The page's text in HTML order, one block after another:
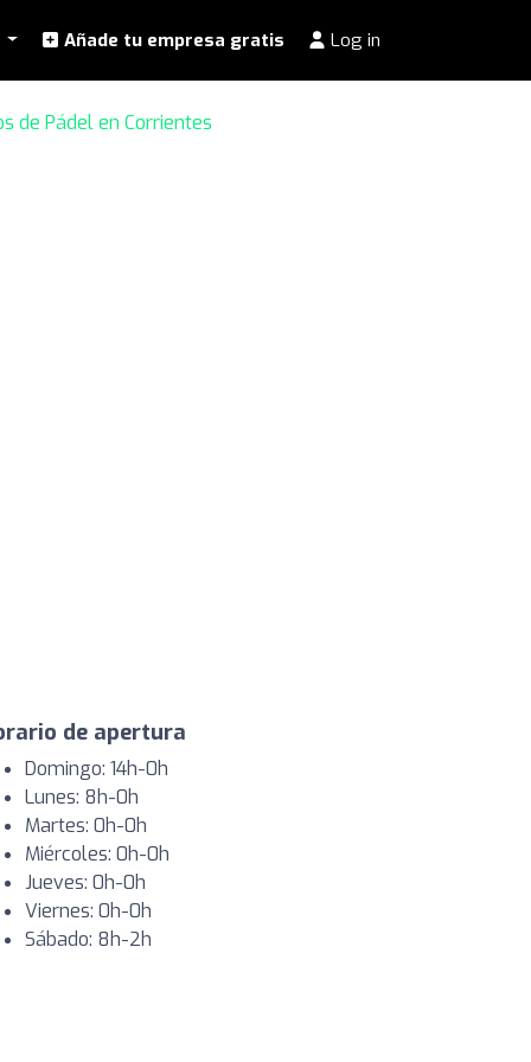
Añade tu empresa gratis Log in
de Pádel en Corrientes
de apertura
Domingo: 14h-0h
Lunes: 8h-0h
Martes: 0h-0h
Miércoles: 0h-0h
Jueves: 0h-0h
Viernes: 0h-0h
Sábado: 8h-2h